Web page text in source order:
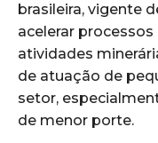
brasileira, vigente
acelerar
atividades
de atuação de
setor,
de menor porte.